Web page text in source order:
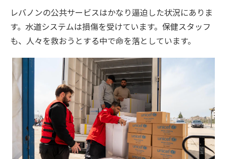
レバノンの公共サービスはかなり逼迫した状況にありま
す。水道システムは損傷を受けています。保健スタッフ
も、人々を救おうとする中で命を落としています。